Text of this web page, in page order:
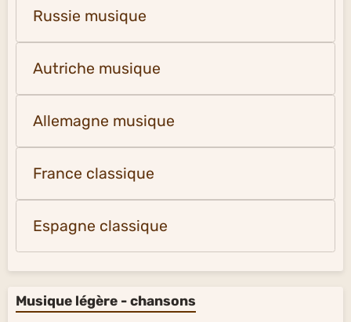
Russie musique
Autriche musique
Allemagne musique
France classique
Espagne classique
Musique légère - chansons